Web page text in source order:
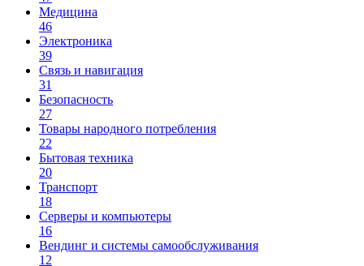
Медицина
46
Электроника
39
Связь и навигация
31
Безопасность
27
Товары народного потребления
22
Бытовая техника
20
Транспорт
18
Серверы и компьютеры
16
Вендинг и системы самообслуживания
12